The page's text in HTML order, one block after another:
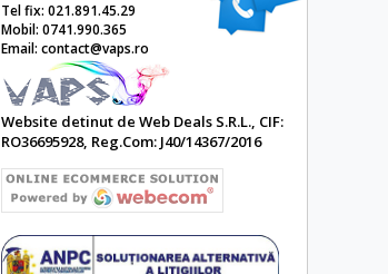
Tel fix: 021.891.45.29
Mobil: 0741.990.365
Email: contact@vaps.ro
Website detinut de Web Deals S.R.L., CIF:
RO36695928, Reg.Com: J40/14367/2016